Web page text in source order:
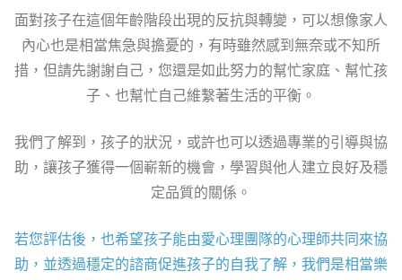
面對孩子在這個年齡階段出現的反抗與轉變，可以想像家人
內心也是相當焦急與擔憂的，有時雖然感到無奈或不知所
措，但請先謝謝自己，您還是如此努力的幫忙家庭、幫忙孩
子、也幫忙自己維繫著生活的平衡。
我們了解到，孩子的狀況，或許也可以透過專業的引導與協
助，讓孩子獲得一個嶄新的機會，學習與他人建立良好及穩
定品質的關係。
若您評估後，也希望孩子能由愛心理團隊的心理師共同來協
助，並透過穩定的諮商促進孩子的自我了解，我們是相當樂